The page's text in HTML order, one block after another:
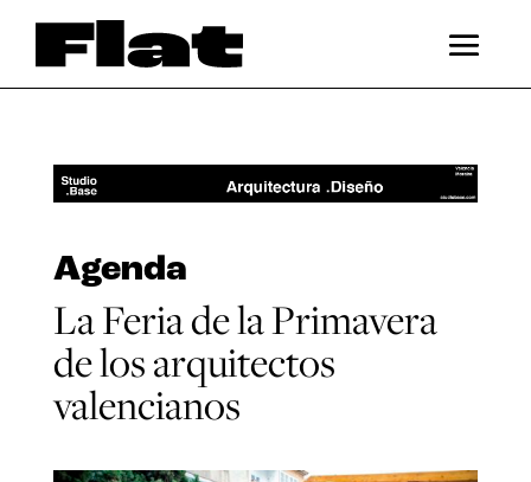
Agenda
La Feria de la Primavera
de los arquitectos
valencianos